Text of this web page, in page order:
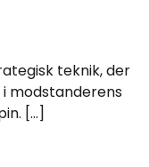
teknik, der
modstanderens
[…]